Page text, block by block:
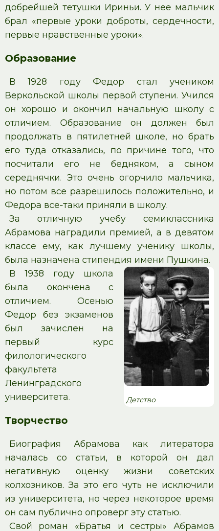
добрейшей тетушки Ириньи. У нее мальчик
брал «первые уроки доброты, сердечности,
первые нравственные уроки».
Образование
В 1928 году Федор стал учеником
Веркольской школы первой ступени. Учился
он хорошо и окончил начальную школу с
отличием. Образование он должен был
продолжать в пятилетней школе, но брать
его туда отказались, по причине того, что
посчитали его не бедняком, а сыном
середнячки. Это очень огорчило мальчика,
но потом все разрешилось положительно, и
Федора все-таки приняли в школу.
За отличную учебу семиклассника
Абрамова наградили премией, а в девятом
классе ему, как лучшему ученику школы,
была назначена стипендия имени Пушкина.
Детство
В 1938 году школа
была окончена с
отличием. Осенью
Федор без экзаменов
был зачислен на
первый курс
филологического
факультета
Ленинградского
университета.
Творчество
Биография Абрамова как литератора
началась со статьи, в которой он дал
негативную оценку жизни советских
колхозников. За это его чуть не исключили
из университета, но через некоторое время
он сам публично опроверг эту статью.
Свой роман «Братья и сестры» Абрамов